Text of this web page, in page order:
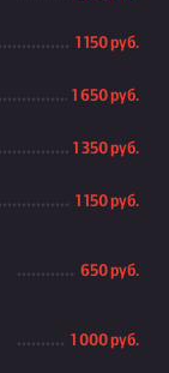
1 150 руб.
1 650 руб.
1 350 руб.
1 150 руб.
650 руб.
1 000 руб.